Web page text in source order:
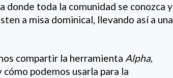
donde toda la comunidad se conozca y
a misa dominical, llevando así a una
compartir la herramienta Alpha,
podemos usarla para la